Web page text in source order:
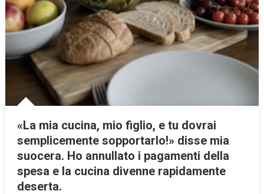
«La mia cucina, mio figlio, e tu dovrai
semplicemente sopportarlo!» disse mia
suocera. Ho annullato i pagamenti della
spesa e la cucina divenne rapidamente
deserta.